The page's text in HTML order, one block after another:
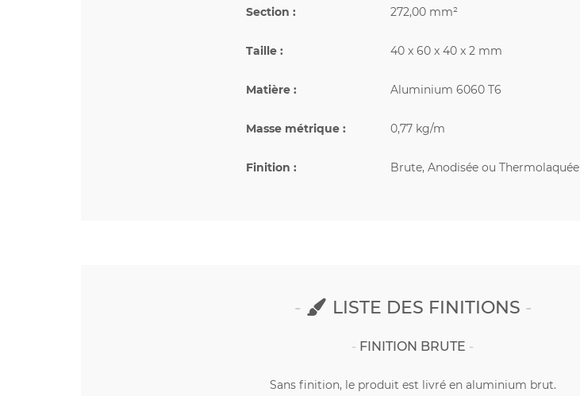
Section : 272,00 mm²
Taille : 40 x 60 x 40 x 2 mm
Matière : Aluminium 6060 T6
Masse métrique : 0,77 kg/m
Finition : Brute, Anodisée ou Thermolaquée
LISTE DES FINITIONS
FINITION BRUTE
Sans finition, le produit est livré en aluminium brut.